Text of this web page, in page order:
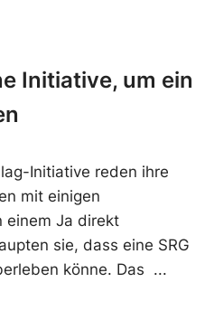
Initiative, um ein
Initiative reden ihre
mit einigen
einem Ja direkt
sie, dass eine SRG
könne. Das